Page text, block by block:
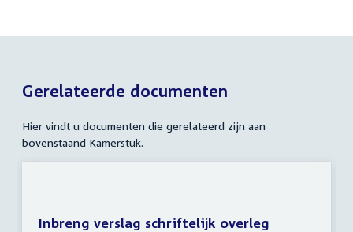
Gerelateerde documenten
Hier vindt u documenten die gerelateerd zijn aan
bovenstaand Kamerstuk.
Inbreng verslag schriftelijk overleg